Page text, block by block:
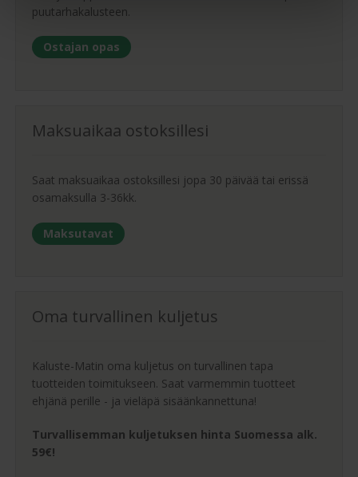
puutarhakalusteen.
Ostajan opas
Maksuaikaa ostoksillesi
Saat maksuaikaa ostoksillesi jopa 30 päivää tai erissä
osamaksulla 3-36kk.
Maksutavat
Oma turvallinen kuljetus
Kaluste-Matin oma kuljetus on turvallinen tapa
tuotteiden toimitukseen. Saat varmemmin tuotteet
ehjänä perille - ja vieläpä sisäänkannettuna!
Turvallisemman kuljetuksen hinta Suomessa alk.
59€!